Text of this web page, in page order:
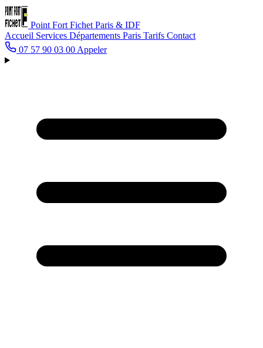
Point Fort Fichet Paris & IDF
Accueil Services Départements Paris Tarifs Contact
07 57 90 03 00 Appeler